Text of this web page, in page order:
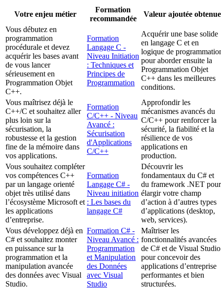
Votre enjeu métier
Formation
recommandée
Valeur ajoutée obtenue
Vous débutez en
programmation
procédurale et devez
acquérir les bases avant
de vous lancer
sérieusement en
Programmation Objet
C++.
Formation
Langage C -
Niveau Initiation
: Techniques et
Principes de
Programmation
Acquérir une base solide
en langage C et en
logique de
pour aborder ensuite la
Programmation Objet
C++ dans les meilleures
conditions.
Vous maîtrisez déjà le
C++/C et souhaitez aller
plus loin sur la
sécurisation, la
robustesse et la gestion
fine de la mémoire dans
vos applications.
Formation
C/C++ - Niveau
Avancé :
Sécurisation
d'Applications
C/C++
Approfondir les
mécanismes avancés du
C/C++ pour renforcer la
sécurité, la fiabilité et la
résilience de vos
applications en
production.
Vous souhaitez compléter
vos compétences C++
par un langage orienté
objet très utilisé dans
l’écosystème Microsoft et
les applications
d’entreprise.
Formation
Langage C# -
Niveau initiation
: Les bases du
langage C#
Découvrir les
fondamentaux du C# et
du framework .NET pour
élargir votre champ
d’action à d’autres types
d’applications (desktop,
web, services).
Vous développez déjà en
C# et souhaitez monter
en puissance sur la
programmation et la
manipulation avancée
des données avec Visual
Studio.
Formation C# -
Niveau Avancé :
Programmation
et Manipulation
des Données
avec Visual
Studio
Maîtriser les
fonctionnalités avancées
de C# et de Visual Studio
pour concevoir des
applications d’entreprise
performantes et bien
structurées.